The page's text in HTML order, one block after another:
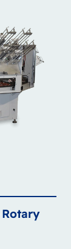
Rotary